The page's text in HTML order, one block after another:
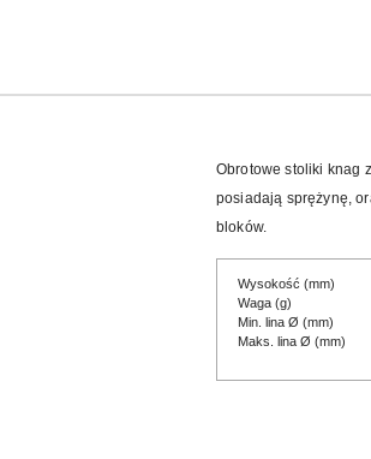
Obrotowe stoliki knag
posiadają sprężynę,
bloków.
Wysokość (mm)
Waga (g)
Min. lina Ø (mm)
Maks. lina Ø (mm)